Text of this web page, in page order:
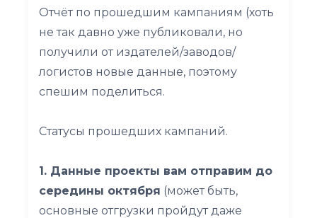
Отчёт по прошедшим кампаниям (хоть
не так давно уже публиковали, но
получили от издателей/заводов/
логистов новые данные, поэтому
спешим поделиться.
Статусы прошедших кампаний.
1. Данные проекты вам отправим до
середины октября (может быть,
основные отгрузки пройдут даже